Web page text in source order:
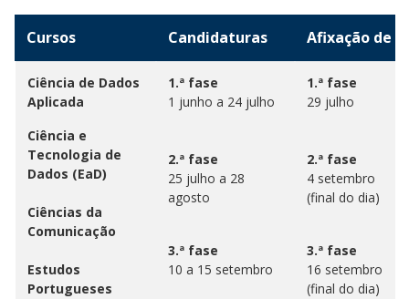
Cursos Candidaturas Afixação de
Ciência de Dados
Aplicada
Ciência e
Tecnologia de
Dados (EaD)
Ciências da
Comunicação
Estudos
Portugueses
1.ª fase
1 junho a 24 julho
2.ª fase
25 julho a 28
agosto
3.ª fase
10 a 15 setembro
1.ª fase
29 julho
2.ª fase
4 setembro
(final do dia)
3.ª fase
16 setembro
(final do dia)
Cursos